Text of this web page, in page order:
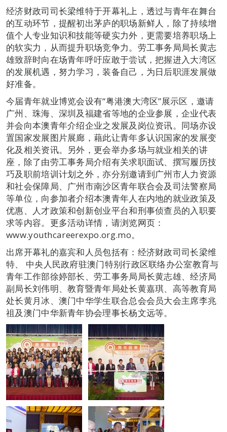
经济财政司司长梁维特于开幕礼上，透过与青年在舞台
的互动环节，提醒初出茅庐的职场新鲜人，除了持续增
值个人专业知识和技能等硬实力外，更需要培养职场上
的软实力，从而提升职场竞争力。劳工事务局局长黄志
雄致辞时向在场青年呼吁应敢于尝试，把握进入大湾区
的发展机遇，努力学习，装备自己，为日后职涯发展做
好准备。
今届青年就业博览会设有“粤港澳大湾区”展示区，邀请
广州、珠海、深圳及福建省等地的企业参展，企业代表
并会向本澳青年介绍企业之发展及岗位资讯。同场亦设
置国家发展图片展廊，藉此让青年多认识国家的发展变
化及相关资讯。另外，更会举办多场与就业相关的讲
座，除了由劳工事务局介绍有关求职面试、撰写履历技
巧及职前培训计划之外，亦分别邀请到广州市人力资源
和社会保障局、广州市南沙区青年联合会及司法警察局
等单位，向参加者介绍本澳青年人在内地的就业政策及
优惠、人才政策和创新创业平台和刑事侦查员的入职要
求等内容。更多活动详情，请浏览网页：
www.youthcareerexpo.org.mo。
出席开幕礼的嘉宾和人员包括有：经济财政司司长梁维
特、 中央人民政府驻澳门特别行政区联络办公室教育与
青年工作部徐婷部长、劳工事务局局长黄志雄、经济局
副局长刘伟明、教育暨青年局处长黄嘉琪、高等教育局
处长黄月冰、澳门中华学生联合总会会员大会主席李兆
祖及澳门中华新青年协会理事长杨文远等。